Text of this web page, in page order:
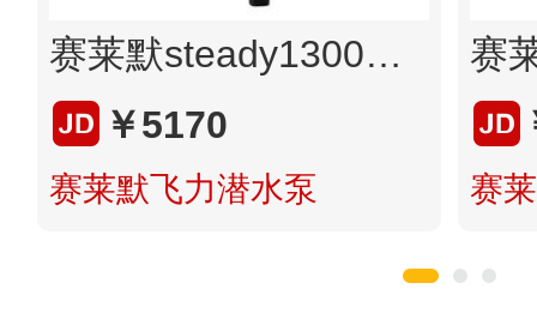
赛莱默steady1300系列潜水泵污水提升泵排污泵景观抽水泵 steady1305 1.2KW螺纹款
￥5170
赛莱默飞力潜水泵 赛